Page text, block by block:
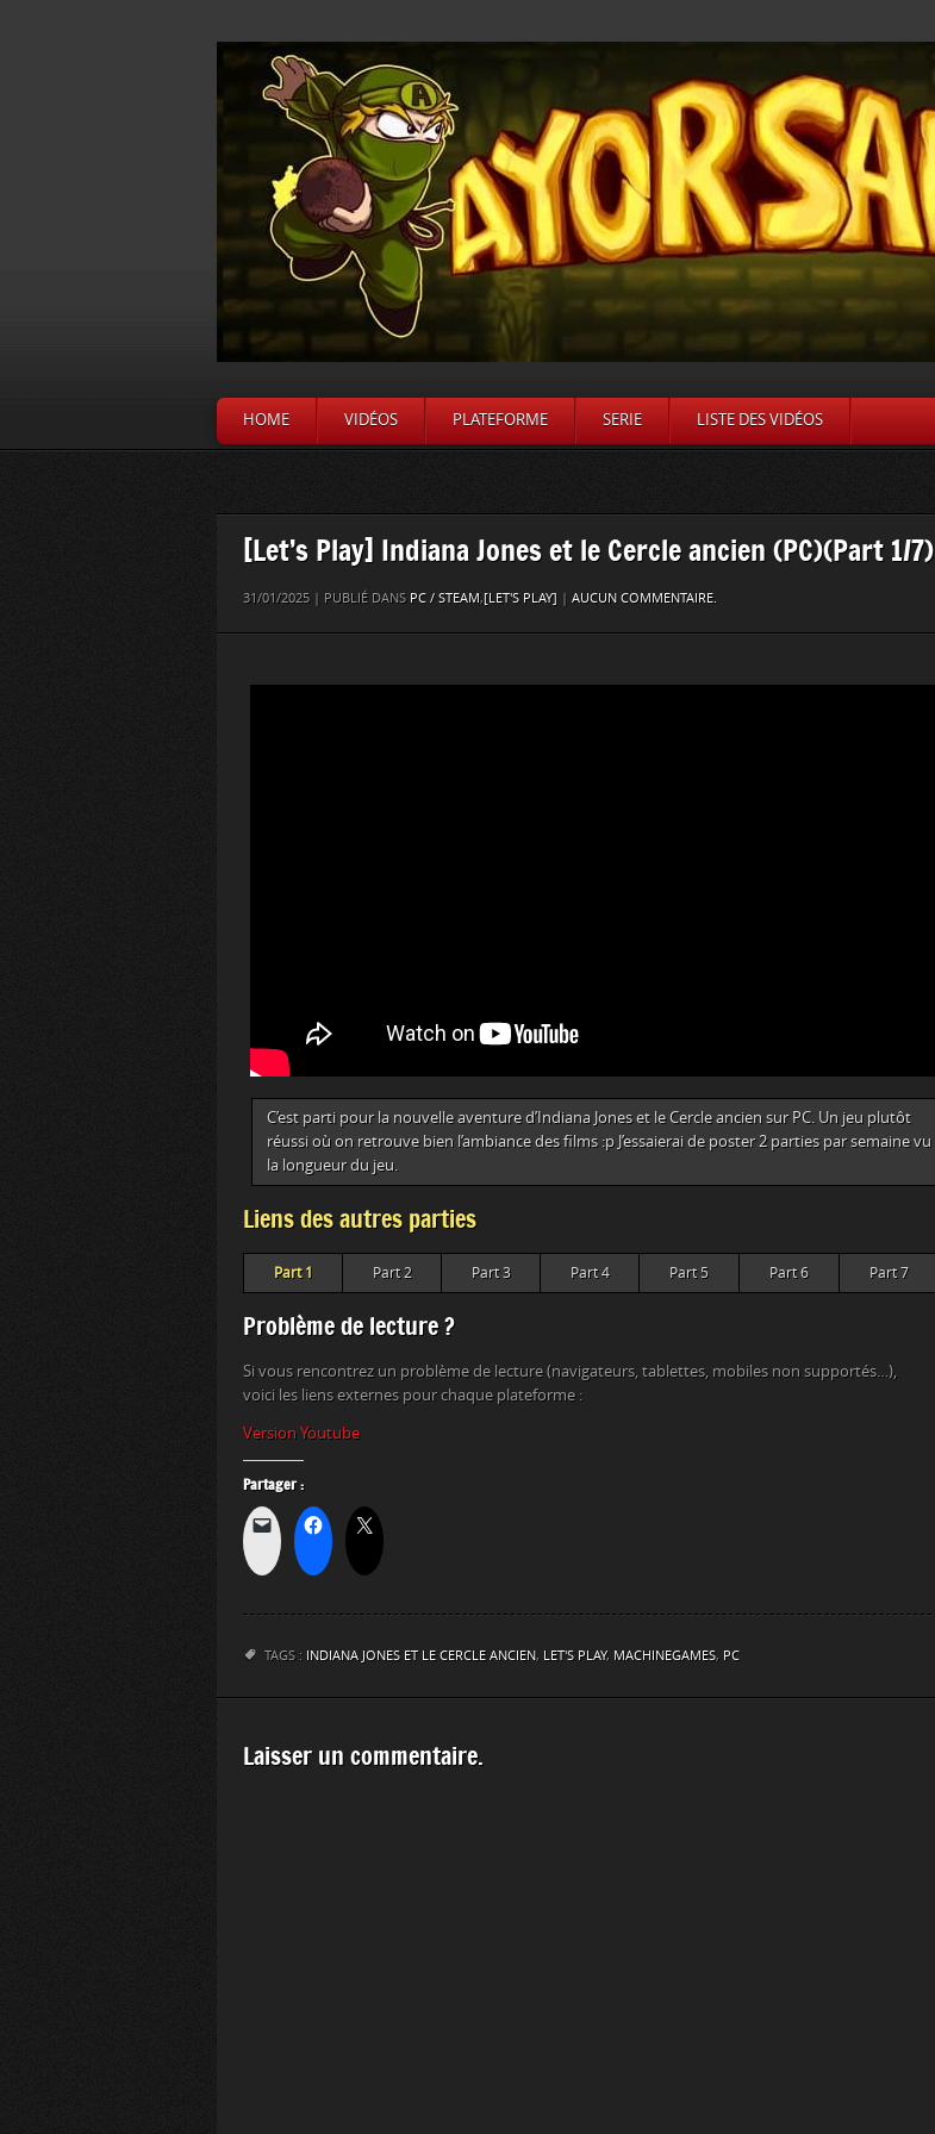
HOME VIDÉOS PLATEFORME SERIE LISTE DES VIDÉOS
[Let’s Play] Indiana Jones et le Cercle ancien (PC)(Part 1/7)
31/01/2025 | PUBLIÉ DANS PC / STEAM,[LET'S PLAY] | AUCUN COMMENTAIRE.
C’est parti pour la nouvelle aventure d’Indiana Jones et le Cercle ancien sur PC. Un jeu plutôt
réussi où on retrouve bien l’ambiance des films :p J’essaierai de poster 2 parties par semaine vu
la longueur du jeu.
Liens des autres parties
Part 1 Part 2 Part 3 Part 4 Part 5 Part 6 Part 7
Problème de lecture ?
Si vous rencontrez un problème de lecture (navigateurs, tablettes, mobiles non supportés…),
voici les liens externes pour chaque plateforme :
Version Youtube
Partager :
TAGS : INDIANA JONES ET LE CERCLE ANCIEN, LET'S PLAY, MACHINEGAMES, PC
Laisser un commentaire.